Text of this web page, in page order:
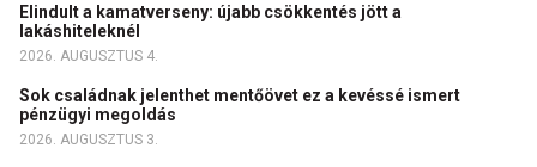
Elindult a kamatverseny: újabb csökkentés jött a
lakáshiteleknél
2026. AUGUSZTUS 4.
Sok családnak jelenthet mentőövet ez a kevéssé ismert
pénzügyi megoldás
2026. AUGUSZTUS 3.